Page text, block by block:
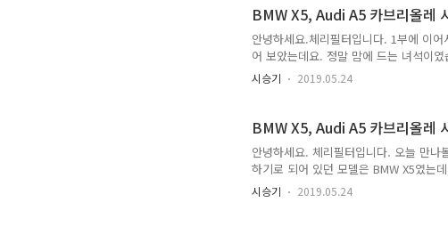
이 가미된 차량이기 때문일텐데요.
BMW만의 색깔을 가지고 있었는지 ..
BMW X5, Audi A5 카브리올레
안녕하세요.체리필터입니다. 1부에 이
어 보았는데요. 정말 맘에 드는 녀석이
출퇴근 용으로 사용하는 구아방이 접촉
고 집까지 운행하게 되었습니다. - 출발
나름 입체적이면서 아우디 스러운 이미
여 보고 있으면 즐겁습니다. 후면의 디자
시승기 2019.05.24
BMW X5, Audi A5 카브리올레
안녕하세요. 체리필터입니다. 오늘 만
하기로 되어 있던 모델은 BMW X5였는
루에 같이 시승하게 되었습니다. 금요일
A5 카브리 올레를 타고 이동합니다. 언
시승기 2019.05.24